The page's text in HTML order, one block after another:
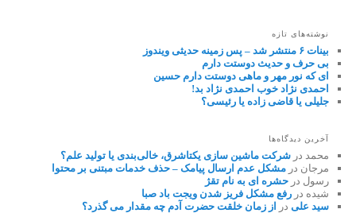
نوشته‌های تازه
بینات ۶ منتشر شد – پس زمینه حدیثی ویندوز
بی حرف و حدیث دوستت دارم
ای که نور مهر و ماهی دوستت دارم حسین
احمدی نژاد خوب احمدی نژاد بد!
جلیلی یا قاضی زاده یا رئیسی؟
آخرین دیدگاه‌ها
محمد درشرکت ماشین سازی یکتاشرق، خالی‌بندی یا تولید علم؟
مرجان درمشکل عدم ارسال پیامک – حذف خدمات مبتنی بر محتوا
رسول درحشره ای به نام تقژ
شیده دررفع مشکل فریز شدن ویجت باد صبا
سید علی در از زمان خلقت حضرت آدم چه مقدار می گذرد؟